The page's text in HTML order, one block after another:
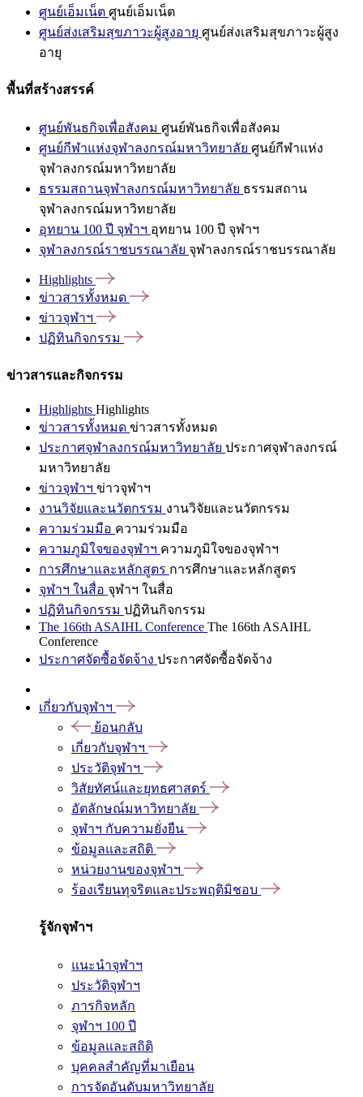
ศูนย์เอ็มเน็ต ศูนย์เอ็มเน็ต
ศูนย์ส่งเสริมสุขภาวะผู้สูงอายุ ศูนย์ส่งเสริมสุขภาวะผู้สูง
อายุ
พื้นที่สร้างสรรค์
ศูนย์พันธกิจเพื่อสังคม ศูนย์พันธกิจเพื่อสังคม
ศูนย์กีฬาแห่งจุฬาลงกรณ์มหาวิทยาลัย ศูนย์กีฬาแห่ง
จุฬาลงกรณ์มหาวิทยาลัย
ธรรมสถานจุฬาลงกรณ์มหาวิทยาลัย ธรรมสถาน
จุฬาลงกรณ์มหาวิทยาลัย
อุทยาน 100 ปี จุฬาฯ อุทยาน 100 ปี จุฬาฯ
จุฬาลงกรณ์ราชบรรณาลัย จุฬาลงกรณ์ราชบรรณาลัย
Highlights
ข่าวสารทั้งหมด
ข่าวจุฬาฯ
ปฏิทินกิจกรรม
ข่าวสารและกิจกรรม
Highlights Highlights
ข่าวสารทั้งหมด ข่าวสารทั้งหมด
ประกาศจุฬาลงกรณ์มหาวิทยาลัย ประกาศจุฬาลงกรณ์
มหาวิทยาลัย
ข่าวจุฬาฯ ข่าวจุฬาฯ
งานวิจัยและนวัตกรรม งานวิจัยและนวัตกรรม
ความร่วมมือ ความร่วมมือ
ความภูมิใจของจุฬาฯ ความภูมิใจของจุฬาฯ
การศึกษาและหลักสูตร การศึกษาและหลักสูตร
จุฬาฯ ในสื่อ จุฬาฯ ในสื่อ
ปฏิทินกิจกรรม ปฏิทินกิจกรรม
The 166th ASAIHL Conference The 166th ASAIHL
Conference
ประกาศจัดซื้อจัดจ้าง ประกาศจัดซื้อจัดจ้าง
เกี่ยวกับจุฬาฯ
ย้อนกลับ
เกี่ยวกับจุฬาฯ
ประวัติจุฬาฯ
วิสัยทัศน์และยุทธศาสตร์
อัตลักษณ์มหาวิทยาลัย
จุฬาฯ กับความยั่งยืน
ข้อมูลและสถิติ
หน่วยงานของจุฬาฯ
ร้องเรียนทุจริตและประพฤติมิชอบ
รู้จักจุฬาฯ
แนะนำจุฬาฯ
ประวัติจุฬาฯ
ภารกิจหลัก
จุฬาฯ 100 ปี
ข้อมูลและสถิติ
บุคคลสำคัญที่มาเยือน
การจัดอันดับมหาวิทยาลัย